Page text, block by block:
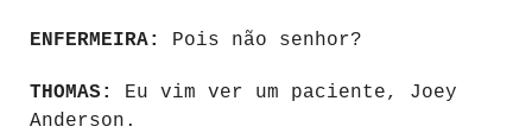
ENFERMEIRA: Pois não senhor?
THOMAS:
Eu vim ver um paciente, Joey
Anderson.